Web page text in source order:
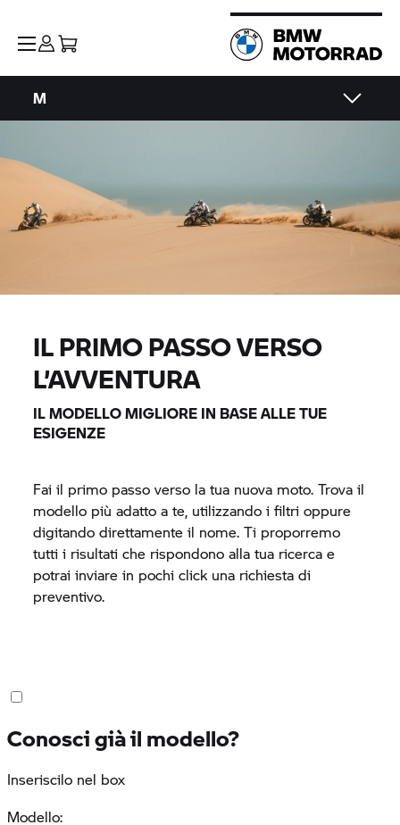
M
IL PRIMO PASSO VERSO
L’AVVENTURA
IL MODELLO MIGLIORE IN BASE ALLE TUE
ESIGENZE
Fai il primo passo verso la tua nuova moto. Trova il
modello più adatto a te, utilizzando i filtri oppure
digitando direttamente il nome. Ti proporremo
tutti i risultati che rispondono alla tua ricerca e
potrai inviare in pochi click una richiesta di
preventivo.